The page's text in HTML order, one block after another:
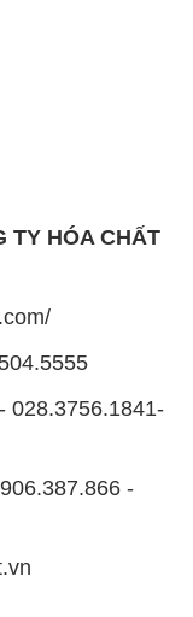
TY HÓA CHẤT
028.3756.1841-
-